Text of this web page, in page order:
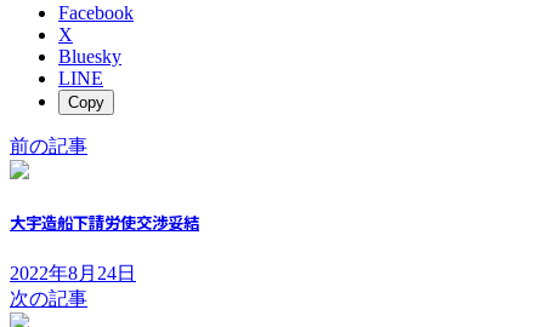
Facebook
X
Bluesky
LINE
Copy
前の記事
大宇造船下請労使交渉妥結
2022年8月24日
次の記事